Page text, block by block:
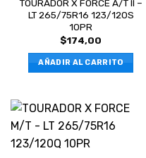
TOURADOR X FORCE A/T II –
LT 265/75R16 123/120S
10PR
$174,00
AÑADIR AL CARRITO